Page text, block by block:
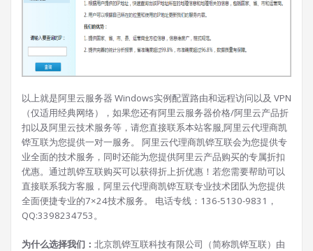
以上就是阿里云服务器 Windows实例配置路由和远程访问以及 VPN
（仅适用经典网络），如果您还有阿里云服务器价格/阿里云产品折
扣以及阿里云技术服务等，请您直接联系本站客服,阿里云代理商凯
铧互联为您提供一对一服务。 阿里云代理商凯铧互联会为您提供专
业全面的技术服务，同时还能为您提供阿里云产品购买的专属折扣
优惠。通过凯铧互联购买可以获得折上折优惠！若您需要帮助可以
直接联系我方客服，阿里云代理商凯铧互联专业技术团队为您提供
全面便捷专业的7×24技术服务。 电话专线：136-5130-9831，
QQ:3398234753。
为什么选择我们： 北京凯铧互联科技有限公司（简称凯铧互联）由